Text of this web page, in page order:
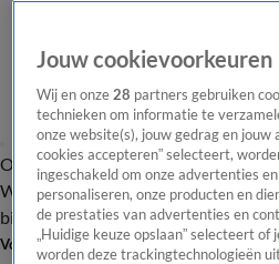
Overzicht Onze programma's Uitzendingen
WandelgangenInterviews
bijwonenPodcastShopVeelgestelde
Volg Vandaag Inside
Jouw cookievoorkeuren
Wij en onze28 partners gebruiken
technieken om informatie te
onze website(s), jouw gedrag en jouw
cookies accepteren” selecteert,
ingeschakeld om onze advertenties
personaliseren, onze producten en
de prestaties van advertenties en
„Huidige keuze opslaan” selecteert
worden deze trackingtechnologieën